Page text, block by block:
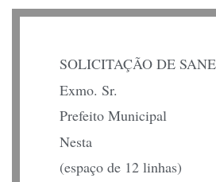
SOLICITAÇÃO DE
Exmo. Sr.
Prefeito Municipal
Nesta
(espaço de 12 linhas)